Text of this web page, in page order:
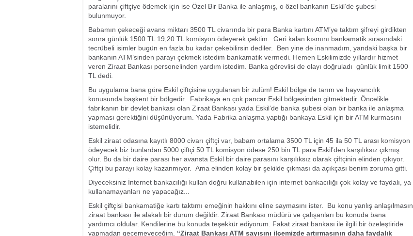
paralarını çiftçiye ödemek için ise Özel Bir Banka ile anlaşmış, o özel bankanın Eskil’de şubesi
bulunmuyor.
Babamın çekeceği avans miktarı 3500 TL civarında bir para Banka kartını ATM’ye taktım şifreyi girdikten
sonra günlük 1500 TL 19,20 TL komisyon ödeyerek çektim. Geri kalan kısmını bankamatik sırasındaki
tecrübeli isimler bugün en fazla bu kadar çekebilirsin dediler. Ben yine de inanmadım, yandaki başka bir
bankanın ATM’sinden parayı çekmek istedim bankamatik vermedi. Hemen Eskilimizde yıllardır hizmet
veren Ziraat Bankası personelinden yardım istedim. Banka görevlisi de olayı doğruladı günlük limit 1500
TL dedi.
Bu uygulama bana göre Eskil çiftçisine uygulanan bir zulüm! Eskil bölge de tarım ve hayvancılık
konusunda başkent bir bölgedir. Fabrikaya en çok pancar Eskil bölgesinden gitmektedir. Öncelikle
fabrikanın bir devlet bankası olan Ziraat Bankası yada Eskil’de banka şubesi olan bir banka ile anlaşma
yapması gerektiğini düşünüyorum. Yada Fabrika anlaşma yaptığı bankaya Eskil için bir ATM kurmasını
istemelidir.
Eskil ziraat odasına kayıtlı 8000 civarı çiftçi var, babam ortalama 3500 TL için 45 ila 50 TL arası komisyon
ödeyecek biz bunlardan 5000 çiftçi 50 TL komisyon ödese 250 bin TL para Eskil’den karşılıksız çıkmış
olur. Bu da bir daire parası her avansta Eskil bir daire parasını karşılıksız olarak çiftçinin elinden çıkıyor.
Çiftçi bu parayı kolay kazanmıyor. Ama elinden kolay bir şekilde çıkması da açıkçası benim zoruma gitti.
Diyeceksiniz İnternet bankacılığı kullan doğru kullanabilen için internet bankacılığı çok kolay ve faydalı, ya
kullanamayanları ne yapacağız...
Eskil çiftçisi bankamatiğe kartı taktımı emeğinin hakkını eline saymasını ister. Bu konu yanlış anlaşılmasın
ziraat bankası ile alakalı bir durum değildir. Ziraat Bankası müdürü ve çalışanları bu konuda bana
yardımcı oldular. Kendilerine bu konuda teşekkür ediyorum. Fakat ziraat bankası ile ilgili bir özeleştiride
yapmadan geçemeyeceğim. “Ziraat Bankası ATM sayısını ilçemizde artırmasının daha faydalık